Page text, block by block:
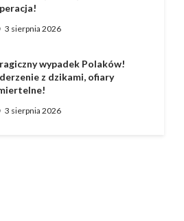
3 sierpnia 2026
wypadek Polaków!
z dzikami, ofiary
3 sierpnia 2026